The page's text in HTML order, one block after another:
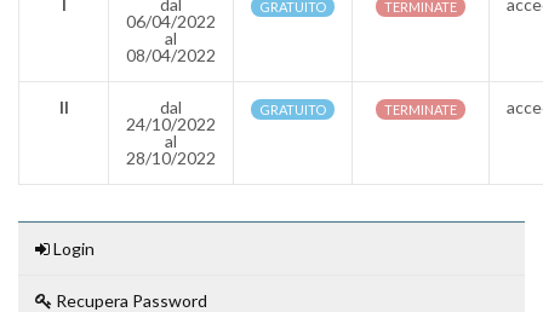
dal
06/04/2022
al
08/04/2022
GRATUITO TERMINATE
II
dal
24/10/2022
al
28/10/2022
GRATUITO TERMINATE
Login
Recupera Password